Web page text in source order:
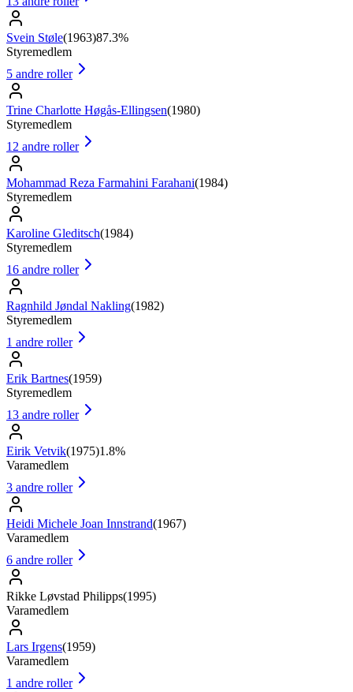
Svein Støle(1963)87.3%
Styremedlem
5 andre roller
Trine Charlotte Høgås-Ellingsen(1980)
Styremedlem
12 andre roller
Mohammad Reza Farmahini Farahani(1984)
Styremedlem
Karoline Gleditsch(1984)
Styremedlem
16 andre roller
Ragnhild Jøndal Nakling(1982)
Styremedlem
1 andre roller
Erik Bartnes(1959)
Styremedlem
13 andre roller
Eirik Vetvik(1975)1.8%
Varamedlem
3 andre roller
Heidi Michele Joan Innstrand(1967)
Varamedlem
6 andre roller
Rikke Løvstad Philipps(1995)
Varamedlem
Lars Irgens(1959)
Varamedlem
1 andre roller